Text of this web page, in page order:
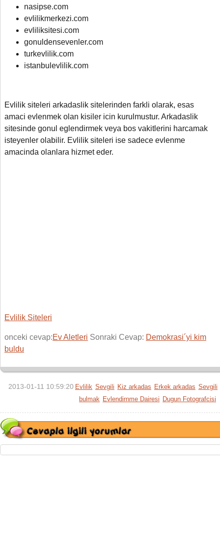
nasipse.com
evlilikmerkezi.com
evliliksitesi.com
gonuldensevenler.com
turkevlilik.com
istanbulevlilik.com
Evlilik siteleri arkadaslik sitelerinden farkli olarak, esas
amaci evlenmek olan kisiler icin kurulmustur. Arkadaslik
sitesinde gonul eglendirmek veya bos vakitlerini harcamak
isteyenler olabilir. Evlilik siteleri ise sadece evlenme
amacinda olanlara hizmet eder.
Evlilik Siteleri
onceki cevap:Ev Aletleri Sonraki Cevap: Demokrasi´yi kim
buldu
2013-01-11 10:59:20 Evlilik Sevgili Kiz arkadas Erkek arkadas Sevgili
bulmak Evlendirnme Dairesi Dugun Fotografcisi